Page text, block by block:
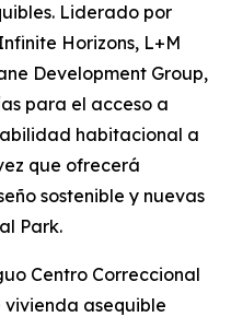
Liderado por
Horizons, L+M
Development Group,
para el acceso a
habitacional a
que ofrecerá
sostenible y nuevas
Park.
Centro Correccional
asequible